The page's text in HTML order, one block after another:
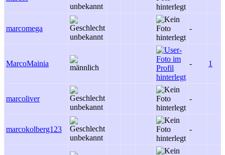
marcomega -
MarcoMainia - 1
marcoliver -
marcokolberg123 -